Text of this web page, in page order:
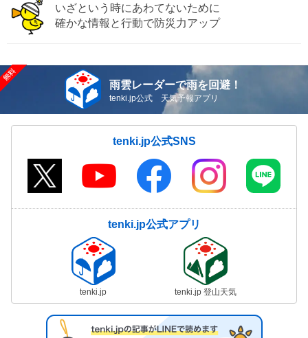
いざという時にあわてないために
確かな情報と行動で防災力アップ
雨雲レーダーで雨を回避！
tenki.jp公式 天気予報アプリ
tenki.jp公式SNS
tenki.jp公式アプリ
tenki.jp tenki.jp 登山天気